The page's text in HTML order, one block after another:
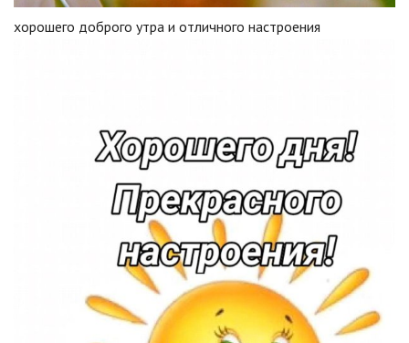
хорошего доброго утра и отличного настроения